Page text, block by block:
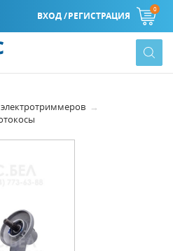
ВХОД /РЕГИСТРАЦИЯ
0